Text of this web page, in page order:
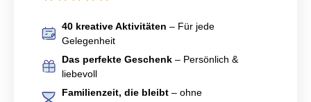
40 kreative Aktivitäten – Für jede
Gelegenheit
Das perfekte Geschenk – Persönlich &
liebevoll
Familienzeit, die bleibt – ohne